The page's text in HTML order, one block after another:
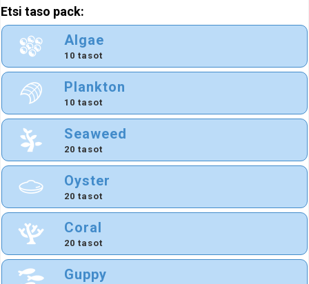
Etsi taso pack:
Algae
10 tasot
Plankton
10 tasot
Seaweed
20 tasot
Oyster
20 tasot
Coral
20 tasot
Guppy